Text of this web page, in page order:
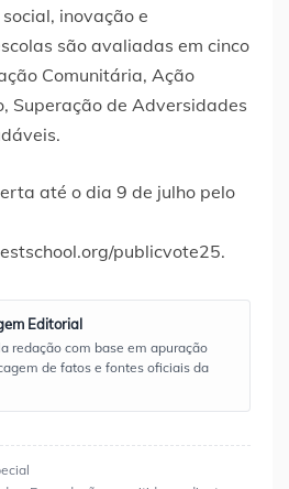
inovação e
são avaliadas em cinco
Comunitária, Ação
Superação de Adversidades
até o dia 9 de julho pelo
publicvote25.
Editorial
redação com base em apuração
de fatos e fontes oficiais da